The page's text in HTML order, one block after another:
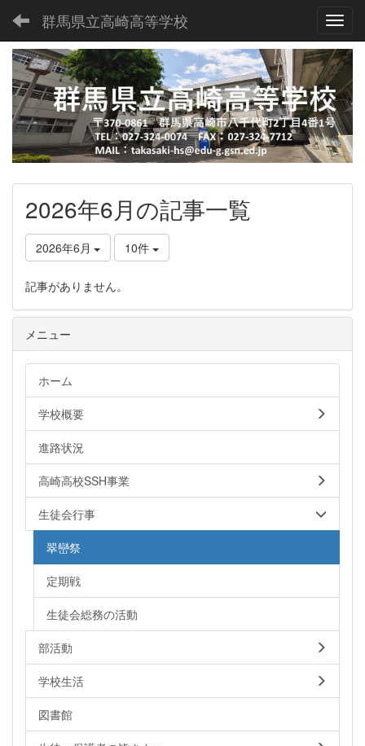
群馬県立高崎高等学校
2026年6月の記事一覧
2026年6月 10件
記事がありません。
メニュー
ホーム
学校概要
進路状況
高崎高校SSH事業
生徒会行事
翠巒祭
定期戦
生徒会総務の活動
部活動
学校生活
図書館